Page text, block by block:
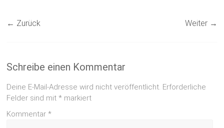
← Zurück Weiter →
Schreibe einen Kommentar
Deine E-Mail-Adresse wird nicht veröffentlicht. Erforderliche
Felder sind mit* markiert
Kommentar*